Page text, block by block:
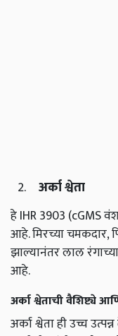
अर्का श्वेता
हे IHR 3903 (cGMS
आहे. मिरच्या चमकदार,
झाल्यानंतर लाल
आहे.
अर्का श्वेताची वैशिष्ट्ये
अर्का श्वेता ही उच्च